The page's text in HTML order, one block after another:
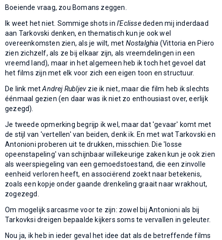
Boeiende vraag, zou Bomans zeggen.
Ik weet het niet. Sommige shots in l'Eclissededen mij inderdaad
aan Tarkovski denken, en thematisch kun je ook wel
overeenkomsten zien, als je wilt, met Nostalghia (Vittoria en Piero
zien zichzelf, als ze bij elkaar zijn, als vreemdelingen in een
vreemd land), maar in het algemeen heb ik toch het gevoel dat
het films zijn met elk voor zich een eigen toon en structuur.
De link metAndrej Rubljev zie ik niet, maar die film heb ik slechts
éénmaal gezien (en daar was ik niet zo enthousiast over, eerlijk
gezegd).
Je tweede opmerking begrijp ik wel, maar dat 'gevaar' komt met
de stijl van 'vertellen' van beiden, denk ik. En met wat Tarkovski en
Antonioni proberen uit te drukken, misschien. Die 'losse
opeenstapeling' van schijnbaar willekeurige zaken kun je ook zien
als weerspiegeling van een gemoedstoestand, die een zinvolle
eenheid verloren heeft, en associërend zoekt naar betekenis,
zoals een kopje onder gaande drenkeling graait naar wrakhout,
zogezegd.
Om mogelijk sarcasme voor te zijn: zowel bij Antonioni als bij
Tarkovksi dreigen bepaalde kijkers soms te vervallen in geleuter.
Nou ja, ik heb in ieder geval het idee dat als de betreffende films